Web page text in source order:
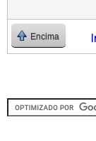
Encima